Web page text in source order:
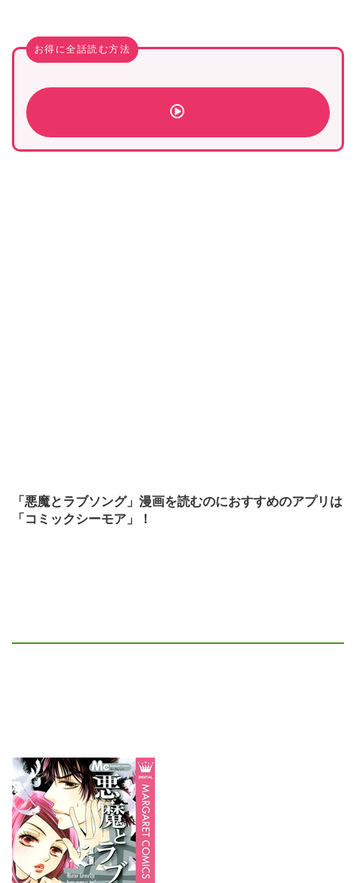
お得に全話読む方法
「悪魔とラブソング」漫画を読むのにおすすめのアプリは
「コミックシーモア」！